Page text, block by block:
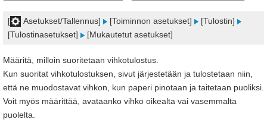
[ Asetukset/Tallennus] [Toiminnon asetukset]
[Tulostin]
[Tulostinasetukset]
[Mukautetut asetukset]
Määritä, milloin suoritetaan vihkotulostus.
Kun suoritat vihkotulostuksen, sivut järjestetään ja tulostetaan niin,
että ne muodostavat vihkon, kun paperi pinotaan ja taitetaan puoliksi.
Voit myös määrittää, avataanko vihko oikealta vai vasemmalta
puolelta.